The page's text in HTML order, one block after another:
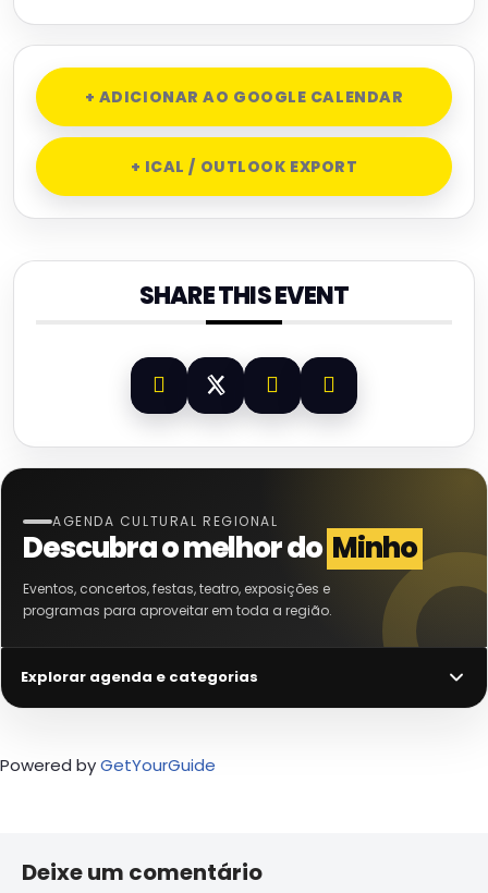
+ ADICIONAR AO GOOGLE CALENDAR
+ ICAL / OUTLOOK EXPORT
SHARE THIS EVENT
AGENDA CULTURAL REGIONAL
Descubra o melhor do Minho
Eventos, concertos, festas, teatro, exposições e
programas para aproveitar em toda a região.
Explorar agenda e categorias
Powered byGetYourGuide
Deixe um comentário